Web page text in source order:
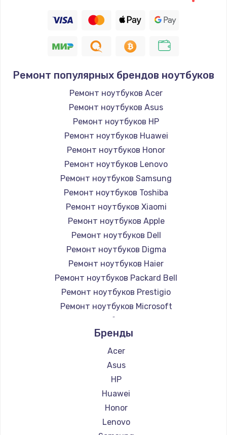
Ремонт популярных брендов ноутбуков
Ремонт ноутбуков Acer
Ремонт ноутбуков Asus
Ремонт ноутбуков HP
Ремонт ноутбуков Huawei
Ремонт ноутбуков Honor
Ремонт ноутбуков Lenovo
Ремонт ноутбуков Samsung
Ремонт ноутбуков Toshiba
Ремонт ноутбуков Xiaomi
Ремонт ноутбуков Apple
Ремонт ноутбуков Dell
Ремонт ноутбуков Digma
Ремонт ноутбуков Haier
Ремонт ноутбуков Packard Bell
Ремонт ноутбуков Prestigio
Ремонт ноутбуков Microsoft
Ремонт ноутбуков Alienware
Ремонт ноутбуков Aquarius
Ремонт ноутбуков Gigabyte
Ремонт ноутбуков Aorus
Ремонт ноутбуков Maibenben
Ремонт ноутбуков Getac
Ремонт ноутбуков Epson
Ремонт ноутбуков Philips
Бренды
Acer
Asus
HP
Huawei
Honor
Lenovo